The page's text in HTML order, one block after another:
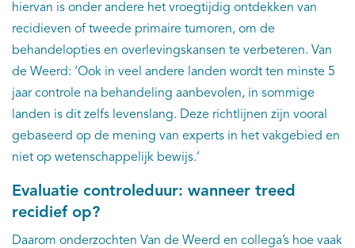
hiervan is onder andere het vroegtijdig ontdekken van
recidieven of tweede primaire tumoren, om de
behandelopties en overlevingskansen te verbeteren. Van
de Weerd: ‘Ook in veel andere landen wordt ten minste 5
jaar controle na behandeling aanbevolen, in sommige
landen is dit zelfs levenslang. Deze richtlijnen zijn vooral
gebaseerd op de mening van experts in het vakgebied en
niet op wetenschappelijk bewijs.’
Evaluatie controleduur: wanneer treed
recidief op?
Daarom onderzochten Van de Weerd en collega’s hoe vaak